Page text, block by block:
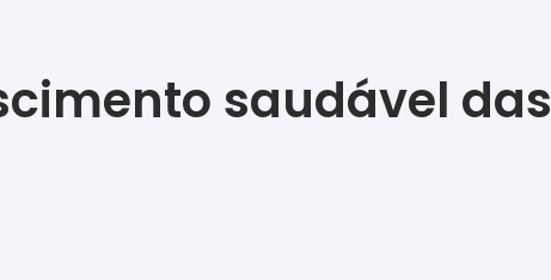
saudável das